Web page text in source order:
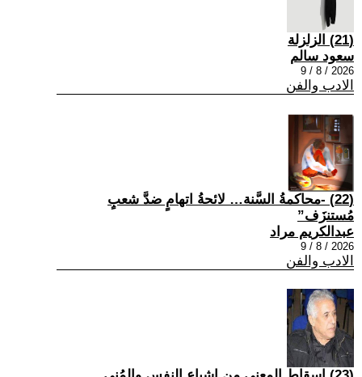
(21) الزلزلة
سعود سالم
2026 / 8 / 9
الادب والفن
(22) -محاكمةُ السَّنة… لائحةُ اتهامٍ ضدَّ شعبٍ
مُستنزَف”
عبدالكريم مراد
2026 / 8 / 9
الادب والفن